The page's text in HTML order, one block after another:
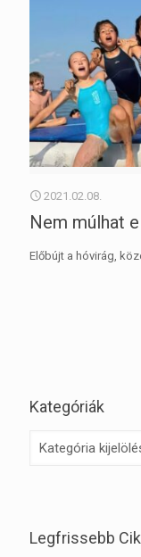
2021.02.08.
Nem múlhat
Előbújt a hóvirág,
Kategóriák
Legfrissebb